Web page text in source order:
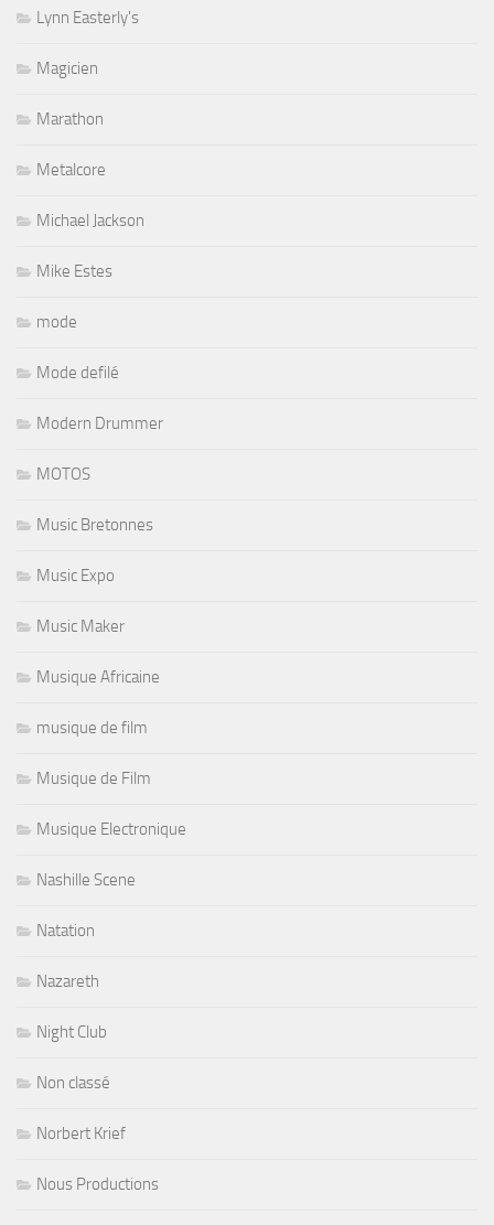
Lynn Easterly's
Magicien
Marathon
Metalcore
Michael Jackson
Mike Estes
mode
Mode defilé
Modern Drummer
MOTOS
Music Bretonnes
Music Expo
Music Maker
Musique Africaine
musique de film
Musique de Film
Musique Electronique
Nashille Scene
Natation
Nazareth
Night Club
Non classé
Norbert Krief
Nous Productions